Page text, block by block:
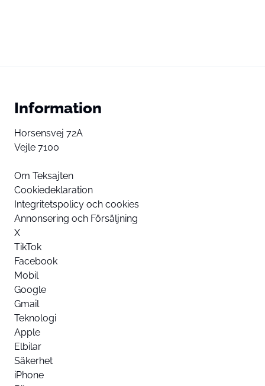
Information
Horsensvej 72A
Vejle 7100
Om Teksajten
Cookiedeklaration
Integritetspolicy och cookies
Annonsering och Försäljning
X
TikTok
Facebook
Mobil
Google
Gmail
Teknologi
Apple
Elbilar
Säkerhet
iPhone